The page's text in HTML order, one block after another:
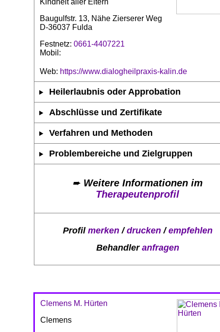
Kindheit aller Eltern
Baugulfstr. 13, Nähe Zierserer Weg
D-36037 Fulda
Festnetz: 0661-4407221
Mobil:
Web: https://www.dialogheilpraxis-kalin.de
Heilerlaubnis oder Approbation
Abschlüsse und Zertifikate
Verfahren und Methoden
Problembereiche und Zielgruppen
➨ Weitere Informationen im
Therapeutenprofil
Profil merken/drucken/empfehlen
Behandler anfragen
Clemens M. Hürten
Clemens